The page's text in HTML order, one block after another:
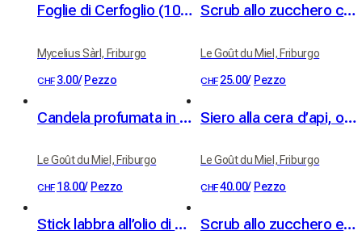
Foglie di Cerfoglio (10g)
Mycelius Sàrl, Friburgo
CHF 3.00/ Pezzo
Scrub allo zucchero con verbena e burro di karité BIO
Le Goût du Miel, Friburgo
CHF 25.00/ Pezzo
Candela profumata in vaso di ceramica "Nuit d'agrumes"
Le Goût du Miel, Friburgo
CHF 18.00/ Pezzo
Siero alla cera d’api, oli BIO di albicocca e jojoba
Le Goût du Miel, Friburgo
CHF40.00/ Pezzo
Stick labbra all’olio di albicocca e vera cera d’api Scrub allo zucchero e olio di nocciolo di albicocca BIO - profumo di albicocca